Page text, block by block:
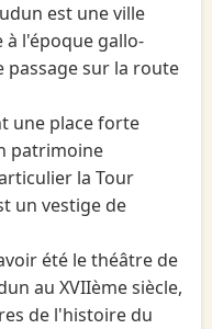
est une ville
l'époque gallo-
passage sur la route
une place forte
patrimoine
la Tour
un vestige de
été le théâtre de
au XVIIème siècle,
de l'histoire du